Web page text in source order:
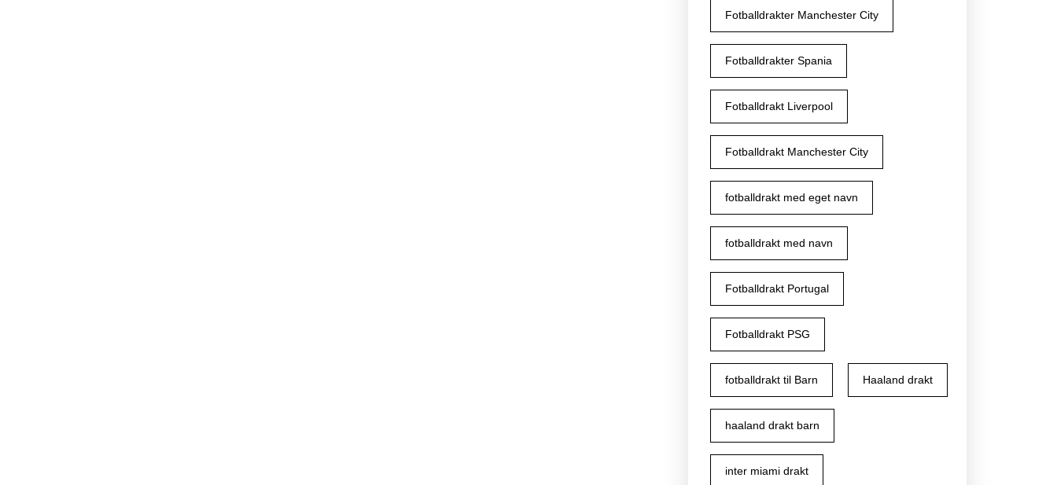
Fotballdrakter Manchester City
Fotballdrakter Spania
Fotballdrakt Liverpool
Fotballdrakt Manchester City
fotballdrakt med eget navn
fotballdrakt med navn
Fotballdrakt Portugal
Fotballdrakt PSG
fotballdrakt til Barn Haaland drakt
haaland drakt barn
inter miami drakt